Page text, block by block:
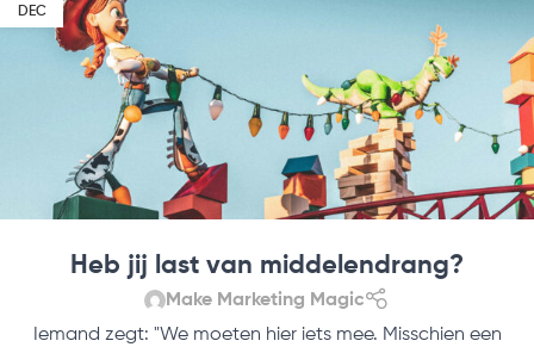
DEC
Heb jij last van middelendrang?
Make Marketing Magic
Iemand zegt: "We moeten hier iets mee. Misschien een